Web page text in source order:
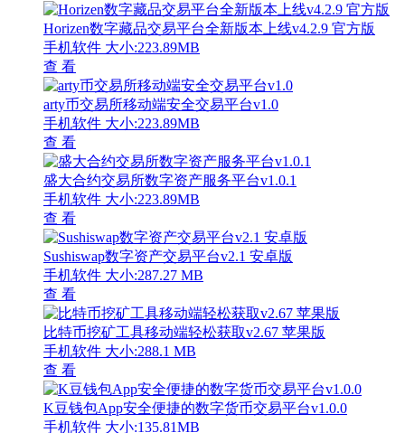
Horizen数字藏品交易平台全新版本上线v4.2.9 官方版
手机软件 大小:223.89MB
查 看
arty币交易所移动端安全交易平台v1.0
手机软件 大小:223.89MB
查 看
盛大合约交易所数字资产服务平台v1.0.1
手机软件 大小:223.89MB
查 看
Sushiswap数字资产交易平台v2.1 安卓版
手机软件 大小:287.27 MB
查 看
比特币挖矿工具移动端轻松获取v2.67 苹果版
手机软件 大小:288.1 MB
查 看
K豆钱包App安全便捷的数字货币交易平台v1.0.0
手机软件 大小:135.81MB